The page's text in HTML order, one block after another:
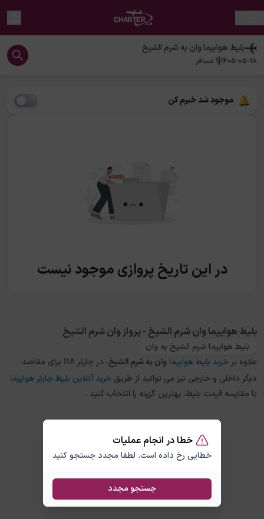
خطا در انجام عملیات
خطایی رخ داده است. لطفا مجدد جستجو کنید
جستجو مجدد
بلیط هواپیماوان به شرم الشيخ
1405-05-18
|
1 مسافر
موجود شد خبرم کن
در این تاریخ پروازی موجود نیست
بلیط هواپیما وان شرم الشيخ - پرواز وان شرم الشيخ
بلیط هواپیما شرم الشیخ به وان
علاوه بر خرید بلیط هواپیما وانبهشرم الشيخ
، در چارتر 118 برای مقاصد
دیگر داخلی و خارجی نیز می توانید از طریق خرید آنلاین بلیط چارتر هواپیما
با مقایسه قیمت بلیط، بهترین گزینه را انتخاب کنید .